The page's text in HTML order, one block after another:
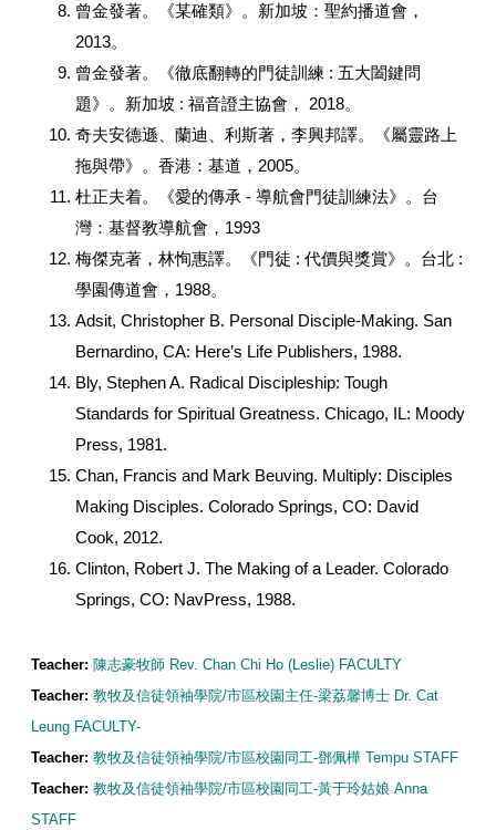
曾金發著。《某確類》。新加坡：聖約播道會，
2013。
曾金發著。《徹底翻轉的門徒訓練 : 五大闔鍵問
題》。新加坡 : 福音證主協會， 2018。
奇夫安德遜、蘭迪、利斯著，李興邦譯。《屬靈路上
拖與帶》。香港：基道， 2005。
杜正夫着。《愛的傳承 - 導航會門徒訓練法》。台
灣：基督教導航會， 1993
梅傑克著，林恂惠譯。《門徒 : 代價與獎賞》。台北 :
學園傳道會， 1988。
Adsit, Christopher B. Personal Disciple-Making. San
Bernardino, CA: Here’s Life Publishers, 1988.
Bly, Stephen A. Radical Discipleship: Tough
Standards for Spiritual Greatness. Chicago, IL: Moody
Press, 1981.
Chan, Francis and Mark Beuving. Multiply: Disciples
Making Disciples. Colorado Springs, CO: David
Cook, 2012.
Clinton, Robert J. The Making of a Leader. Colorado
Springs, CO: NavPress, 1988.
Teacher: 陳志豪牧師 Rev. Chan Chi Ho (Leslie) FACULTY
Teacher: 教牧及信徒領袖學院/市區校園主任-梁荔馨博士 Dr. Cat
Leung FACULTY-
Teacher: 教牧及信徒領袖學院/市區校園同工-鄧佩樺 Tempu STAFF
Teacher: 教牧及信徒領袖學院/市區校園同工-黃于玲姑娘 Anna
STAFF